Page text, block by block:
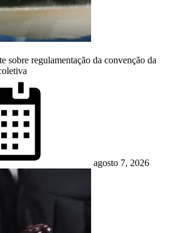
sobre regulamentação da convenção da
agosto 7, 2026